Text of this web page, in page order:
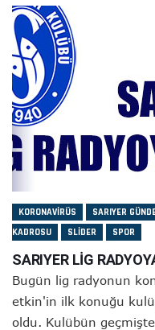
KORONAVIRÜS SARIYER
KADROSU
SLIDER SPOR
SARIYER LİG
Bugün lig radyonun
etkin'in ilk konuğu
oldu. Kulübün